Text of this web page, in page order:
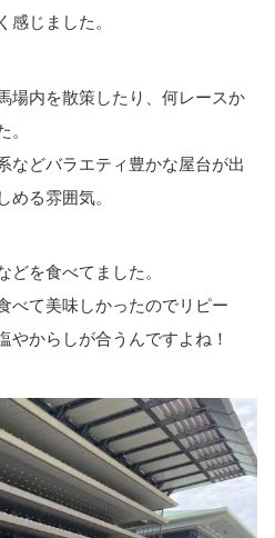
感じました。
場内を散策したり、何レースか
。
などバラエティ豊かな屋台が出
める雰囲気。
どを食べてました。
べて美味しかったのでリピー
やからしが合うんですよね！